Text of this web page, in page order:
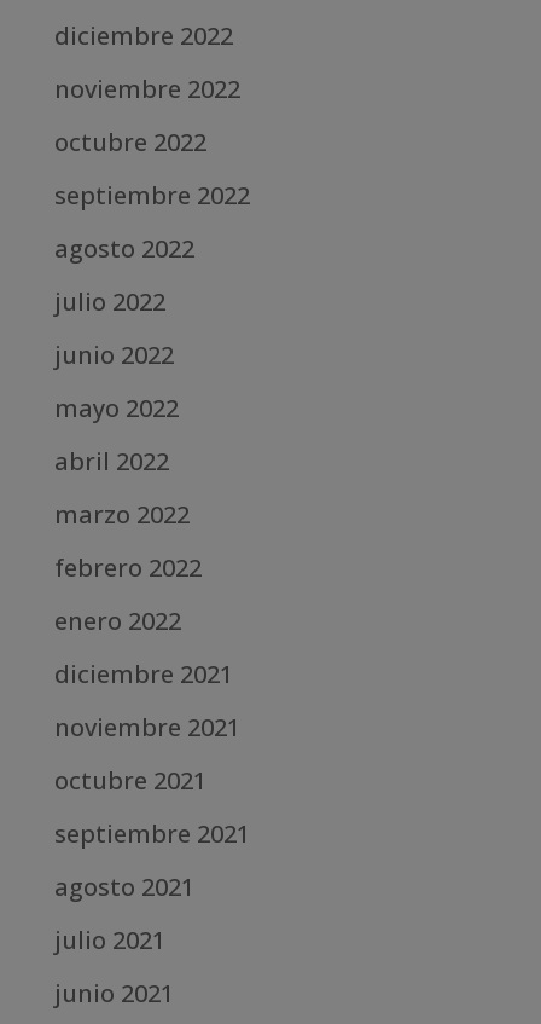
diciembre 2022
noviembre 2022
octubre 2022
septiembre 2022
agosto 2022
julio 2022
junio 2022
mayo 2022
abril 2022
marzo 2022
febrero 2022
enero 2022
diciembre 2021
noviembre 2021
octubre 2021
septiembre 2021
agosto 2021
julio 2021
junio 2021